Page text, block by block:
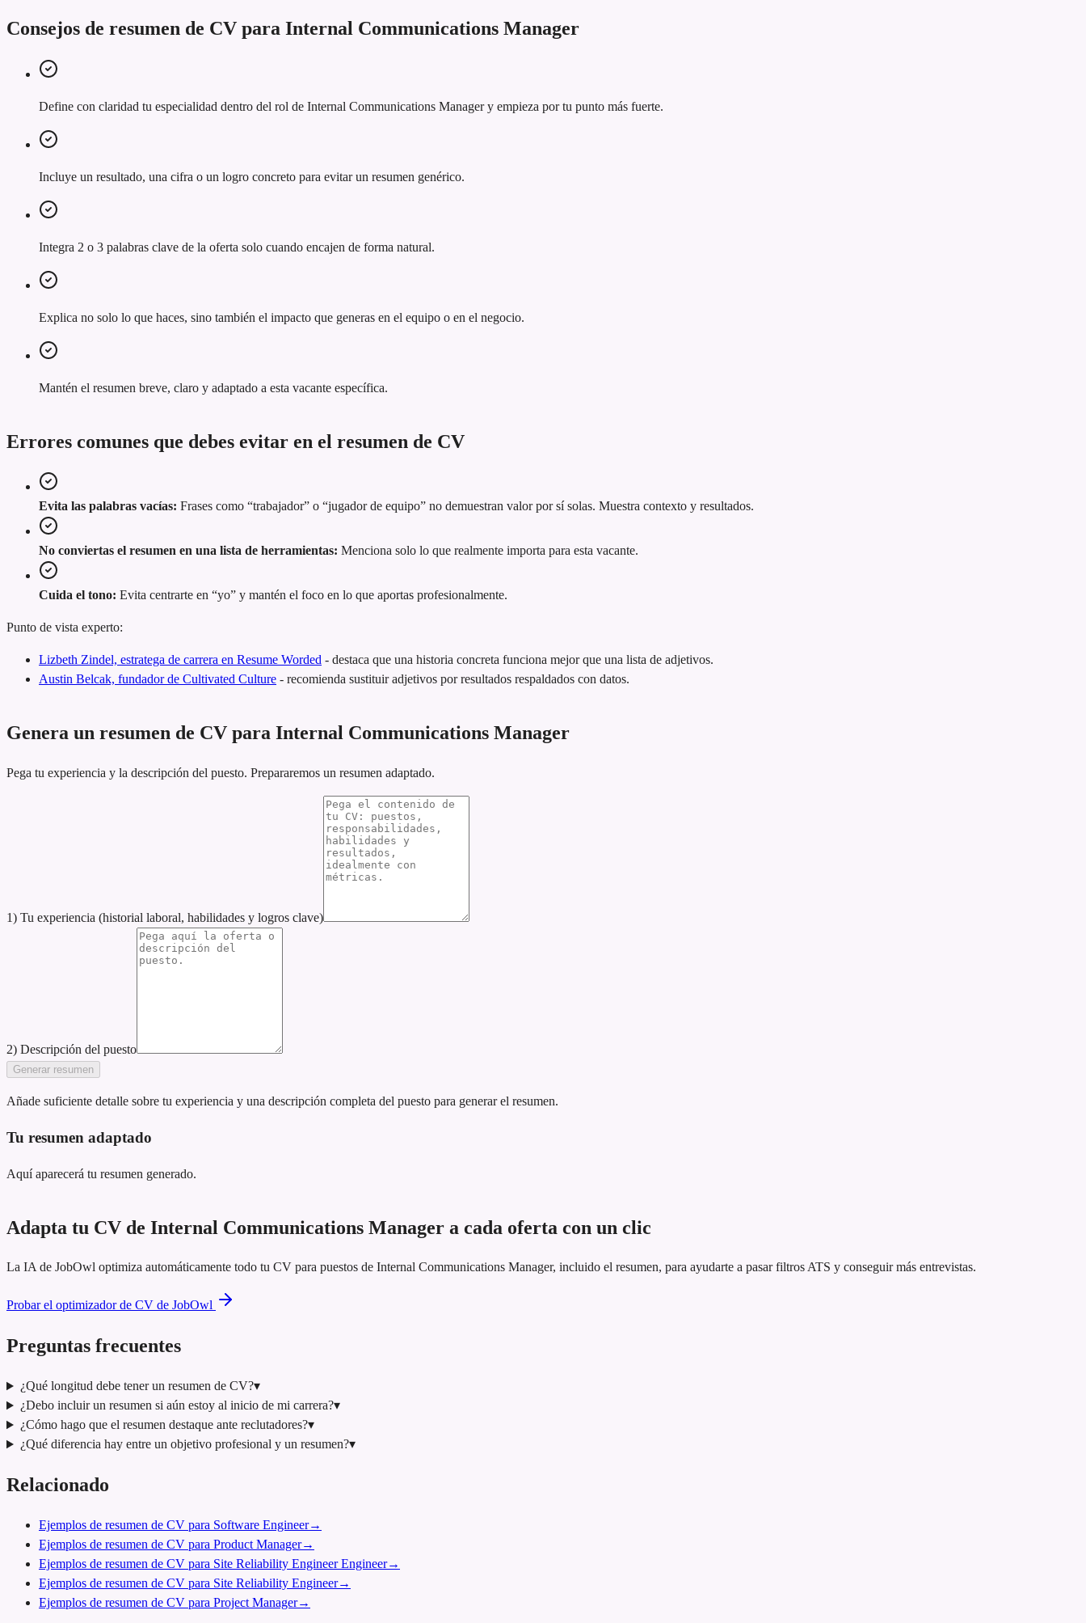
Consejos de resumen de CV para Internal Communications Manager
Define con claridad tu especialidad dentro del rol de Internal Communications Manager y empieza por tu punto más fuerte.
Incluye un resultado, una cifra o un logro concreto para evitar un resumen genérico.
Integra 2 o 3 palabras clave de la oferta solo cuando encajen de forma natural.
Explica no solo lo que haces, sino también el impacto que generas en el equipo o en el negocio.
Mantén el resumen breve, claro y adaptado a esta vacante específica.
Errores comunes que debes evitar en el resumen de CV
Evita las palabras vacías: Frases como “trabajador” o “jugador de equipo” no demuestran valor por sí solas. Muestra contexto y resultados.
No conviertas el resumen en una lista de herramientas: Menciona solo lo que realmente importa para esta vacante.
Cuida el tono: Evita centrarte en “yo” y mantén el foco en lo que aportas profesionalmente.
Punto de vista experto:
Lizbeth Zindel, estratega de carrera en Resume Worded - destaca que una historia concreta funciona mejor que una lista de adjetivos.
Austin Belcak, fundador de Cultivated Culture - recomienda sustituir adjetivos por resultados respaldados con datos.
Genera un resumen de CV para Internal Communications Manager
Pega tu experiencia y la descripción del puesto. Prepararemos un resumen adaptado.
1) Tu experiencia (historial laboral, habilidades y logros clave)
2) Descripción del puesto
Generar resumen
Añade suficiente detalle sobre tu experiencia y una descripción completa del puesto para generar el resumen.
Tu resumen adaptado
Aquí aparecerá tu resumen generado.
Adapta tu CV de Internal Communications Manager a cada oferta con un clic
La IA de JobOwl optimiza automáticamente todo tu CV para puestos de Internal Communications Manager, incluido el resumen, para ayudarte a pasar filtros ATS y conseguir más entrevistas.
Probar el optimizador de CV de JobOwl
Preguntas frecuentes
¿Qué longitud debe tener un resumen de CV?▾
¿Debo incluir un resumen si aún estoy al inicio de mi carrera?▾
¿Cómo hago que el resumen destaque ante reclutadores?▾
¿Qué diferencia hay entre un objetivo profesional y un resumen?▾
Relacionado
Ejemplos de resumen de CV para Software Engineer→
Ejemplos de resumen de CV para Product Manager→
Ejemplos de resumen de CV para Site Reliability Engineer Engineer→
Ejemplos de resumen de CV para Site Reliability Engineer→
Ejemplos de resumen de CV para Project Manager→